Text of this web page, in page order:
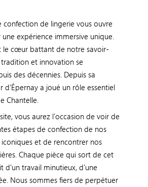
confection de lingerie vous ouvre
expérience immersive unique.
le cœur battant de notre savoir-
et innovation se
des décennies. Depuis sa
d'Épernay a joué un rôle essentiel
Chantelle.
vous aurez l’occasion de voir de
étapes de confection de nos
et de rencontrer nos
Chaque pièce qui sort de cet
d'un travail minutieux, d'une
Nous sommes fiers de perpétuer